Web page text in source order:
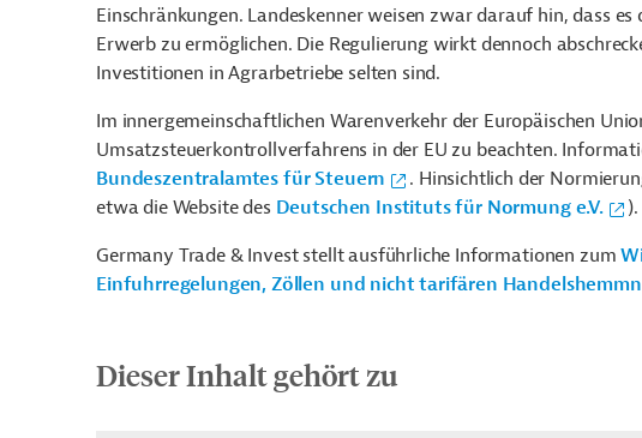
Einschränkungen. Landeskenner weisen zwar darauf hin, dass
Erwerb zu ermöglichen. Die Regulierung wirkt dennoch
Investitionen in Agrarbetriebe selten sind.
Im innergemeinschaftlichen Warenverkehr der Europäischen
Umsatzsteuerkontrollverfahrens in der EU zu beachten.
Bundeszentralamtes für Steuern
. Hinsichtlich der
etwa die Website des Deutschen Instituts für Normung e.V.
).
Germany Trade & Invest stellt ausführliche Informationen zum
Einfuhrregelungen, Zöllen und nicht tarifären
Dieser Inhalt gehört zu